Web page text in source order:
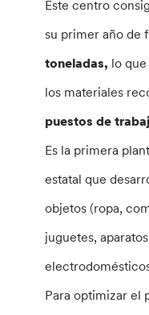
Este centro
su primer año de
toneladas, lo
los materiales
puestos de
Es la primera
estatal que
objetos (ropa,
juguetes,
Para optimizar el